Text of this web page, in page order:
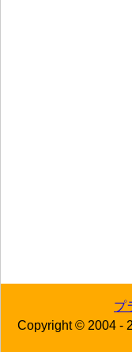
プ
Copyright © 2004 -